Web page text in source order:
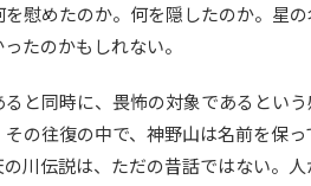
慰めたのか。何を隠したのか。星
たのかもしれない。
と同時に、畏怖の対象であるとい
の往復の中で、神野山は名前を保
川伝説は、ただの昔話ではない。人